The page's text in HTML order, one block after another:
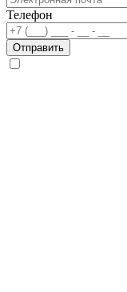
Телефон
Отправить